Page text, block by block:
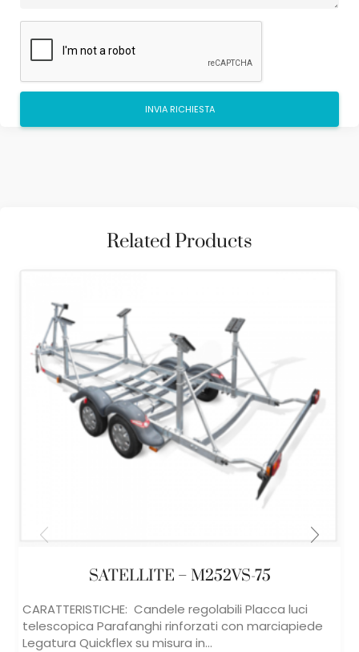
Related Products
SATELLITE – M252VS-75
CARATTERISTICHE: Candele regolabili Placca luci
telescopica Parafanghi rinforzati con marciapiede
Legatura Quickflex su misura in...